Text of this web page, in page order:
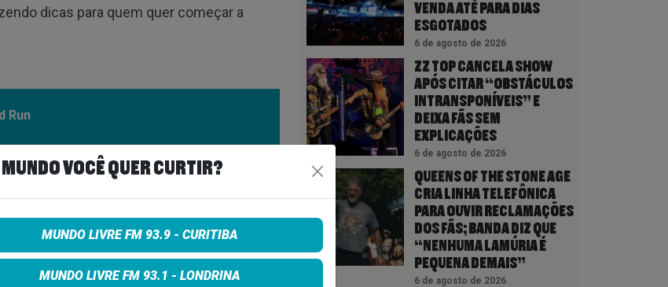
dicas para quem quer começar a
Run
VENDA ATÉ PARA DIAS
ESGOTADOS
6 de agosto de 2026
ZZ TOP CANCELA SHOW
APÓS CITAR “OBSTÁCULOS
INTRANSPONÍVEIS” E
DEIXA FÃS SEM
EXPLICAÇÕES
6 de agosto de 2026
QUEENS OF THE STONE AGE
CRIA LINHA TELEFÔNICA
PARA OUVIR RECLAMAÇÕES
DOS FÃS; BANDA DIZ QUE
“NENHUMA LAMÚRIA É
PEQUENA DEMAIS”
6 de agosto de 2026
VOCÊ QUER CURTIR?
MUNDO LIVRE FM 93.9 - CURITIBA
MUNDO LIVRE FM 93.1 - LONDRINA